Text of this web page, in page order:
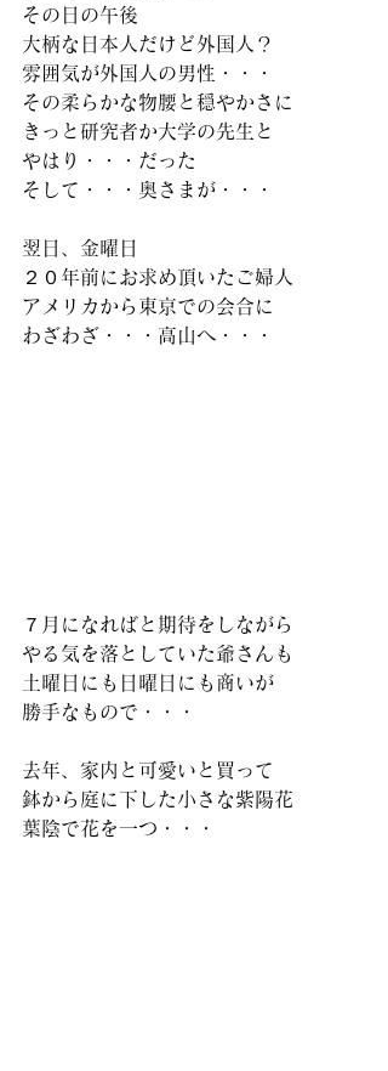
その日の午後
大柄な日本人だけど外国人？
雰囲気が外国人の男性・・・
その柔らかな物腰と穏やかさに
きっと研究者か大学の先生と
やはり・・・だった
そして・・・奥さまが・・・
翌日、金曜日
２０年前にお求め頂いたご婦人
アメリカから東京での会合に
わざわざ・・・高山へ・・・
７月になればと期待をしながら
やる気を落としていた爺さんも
土曜日にも日曜日にも商いが
勝手なもので・・・
去年、家内と可愛いと買って
鉢から庭に下した小さな紫陽花
葉陰で花を一つ・・・